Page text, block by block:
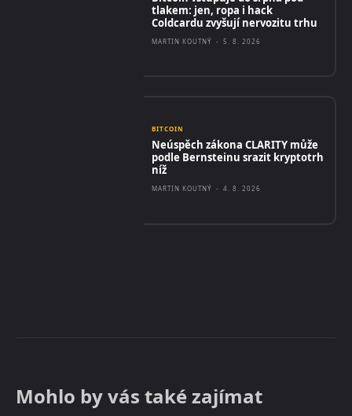
tlakem: jen, ropa i hack
Coldcardu zvyšují nervozitu trhu
MARTIN KOUTNÝ - 5. 8. 2026
BITCOIN
Neúspěch zákona CLARITY může
podle Bernsteinu srazit kryptotrh
níž
MARTIN KOUTNÝ - 4. 8. 2026
Mohlo by vás také zajímat